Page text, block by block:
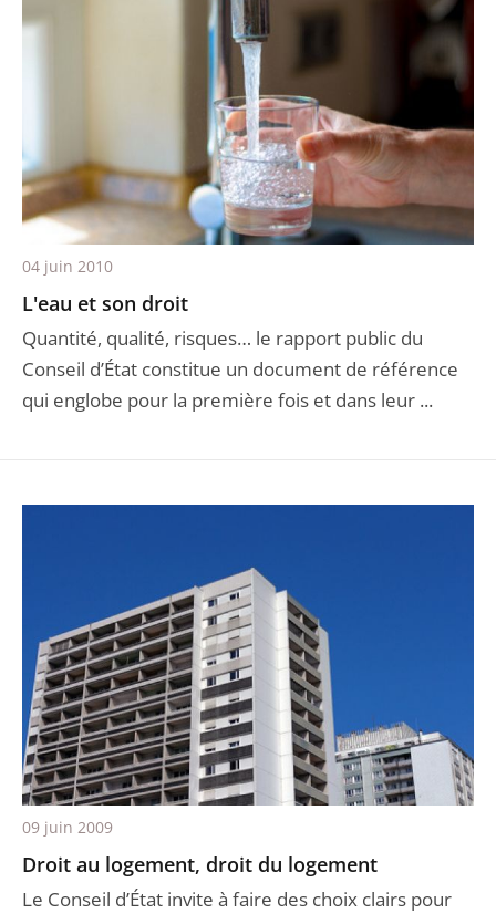
L'eau et son droit
Quantité, qualité, risques… le rapport public du
Conseil d’État constitue un document de référence
qui englobe pour la première fois et dans leur ...
04 juin 2010
Droit au logement, droit du logement
Le Conseil d’État invite à faire des choix clairs pour
09 juin 2009